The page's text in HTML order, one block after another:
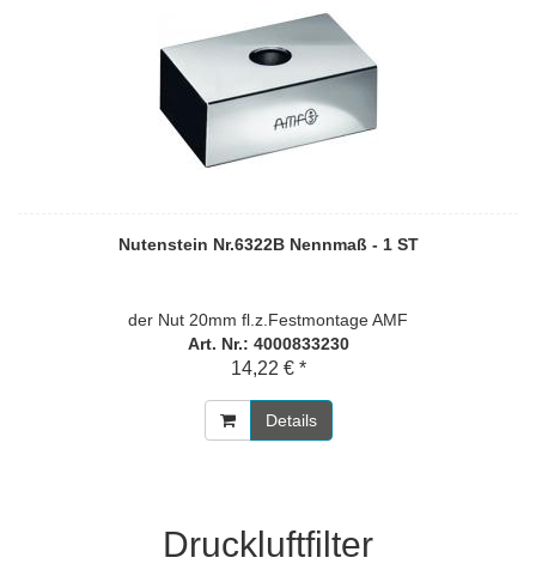
Nutenstein Nr.6322B Nennmaß - 1 ST
der Nut 20mm fl.z.Festmontage AMF
Art. Nr.: 4000833230
14,22 € *
Details
Druckluftfilter